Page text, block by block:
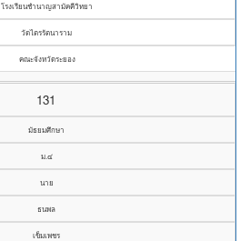
โรงเรียนชำนาญสามัคคีวิทยา
วัดไตรรัตนาราม
คณะจังหวัดระยอง
131
มัธยมศึกษา
ม.๔
นาย
ธนพล
เข็มเพชร